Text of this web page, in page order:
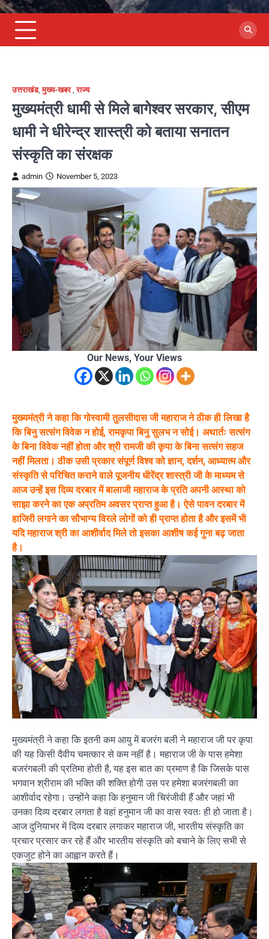
उत्तराखंड,मुख्य-खबर,राज्य
मुख्यमंत्री धामी से मिले बागेश्वर सरकार, सीएम
धामी ने धीरेन्द्र शास्त्री को बताया सनातन
संस्कृति का संरक्षक
admin November 5, 2023
Our News, Your Views
मुख्यमंत्री ने कहा कि गोस्वामी तुलसीदास जी महाराज ने ठीक ही लिखा है
कि बिनु सत्संग विवेक न होई, रामकृपा बिनु सुलभ न सोई। अथार्तः सत्संग
के बिना विवेक नहीं होता और श्री रामजी की कृपा के बिना सत्संग सहज
नहीं मिलता। ठीक उसी प्रकार संपूर्ण विश्व को ज्ञान, दर्शन, आध्यात्म और
संस्कृति से परिचित कराने वाले पूजनीय धीरेंद्र शास्त्री जी के माध्यम से
आज उन्हें इस दिव्य दरबार में बालाजी महाराज के प्रति अपनी आस्था को
साझा करने का एक अप्रतिम अवसर प्राप्त हुआ है। ऐसे पावन दरबार में
हाजिरी लगाने का सौभाग्य विरले लोगों को ही प्राप्त होता है और इसमें भी
यदि महाराज श्री का आशीर्वाद मिले तो इसका आशीष कई गुना बढ़ जाता
है।
मुख्यमंत्री ने कहा कि इतनी कम आयु में बजरंग बली ने महाराज जी पर कृपा
की यह किसी दैवीय चमत्कार से कम नहीं है। महाराज जी के पास हमेशा
बजरंगबली की प्रतिमा होती है, यह इस बात का प्रमाण है कि जिसके पास
भगवान श्रीराम की भक्ति की शक्ति होगी उस पर हमेशा बजरंगबली का
आशीर्वाद रहेगा। उन्होंने कहा कि हनुमान जी चिरंजीवी हैं और जहां भी
उनका दिव्य दरबार लगता है वहां हनुमान जी का वास स्वतः ही हो जाता है।
आज दुनियाभर में दिव्य दरबार लगाकर महाराज जी, भारतीय संस्कृति का
प्रचार प्रसार कर रहे हैं और भारतीय संस्कृति को बचाने के लिए सभी से
एकजुट होने का आह्वान करते हैं।